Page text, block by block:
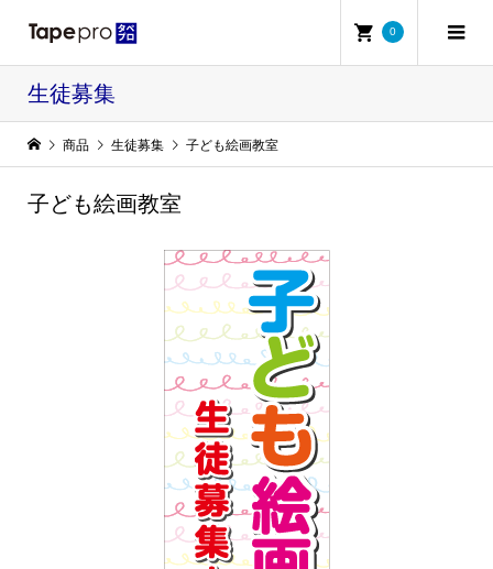
0
生徒募集
商品 生徒募集 子ども絵画教室
子ども絵画教室